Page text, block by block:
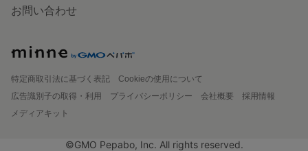
お問い合わせ
特定商取引法に基づく表記
Cookieの使用について
広告識別子の取得・利用
プライバシーポリシー 会社概要
採用情報
メディアキット
©GMO Pepabo, Inc. All rights reserved.